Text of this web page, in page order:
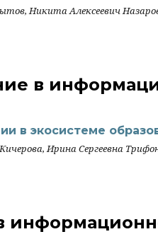
Никита Алексеевич
в
в экосистеме
Ирина Сергеевна